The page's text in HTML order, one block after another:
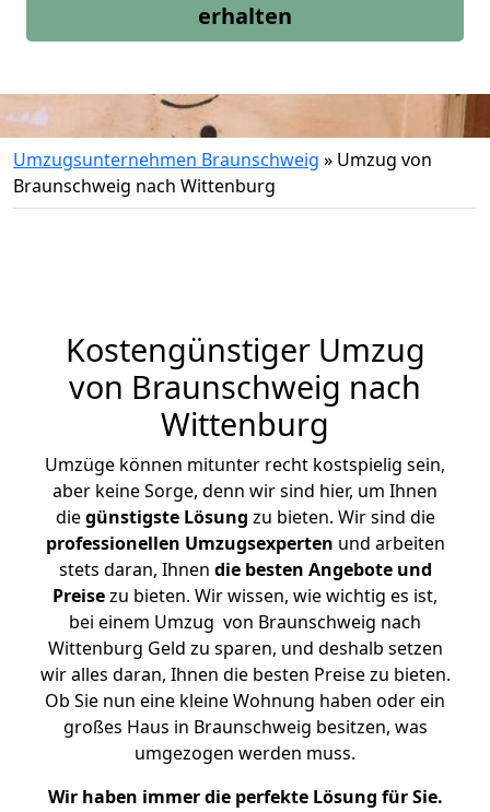
erhalten
Umzugsunternehmen Braunschweig » Umzug von
Braunschweig nach Wittenburg
Kostengünstiger Umzug
von Braunschweig nach
Wittenburg
Umzüge können mitunter recht kostspielig sein,
aber keine Sorge, denn wir sind hier, um Ihnen
diegünstigste Lösung zu bieten. Wir sind die
professionellen Umzugsexperten und arbeiten
stets daran, Ihnen die besten Angebote und
Preisezu bieten. Wir wissen, wie wichtig es ist,
bei einem Umzug von Braunschweig nach
Wittenburg Geld zu sparen, und deshalb setzen
wir alles daran, Ihnen die besten Preise zu bieten.
Ob Sie nun eine kleine Wohnung haben oder ein
großes Haus in Braunschweig besitzen, was
umgezogen werden muss.
Wir haben immer die perfekte Lösung für Sie.